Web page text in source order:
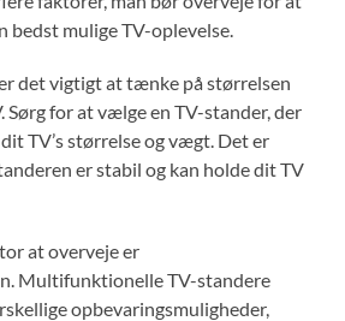
bedst mulige TV-oplevelse.
det vigtigt at tænke på størrelsen
Sørg for at vælge en TV-stander, der
TV’s størrelse og vægt. Det er
er stabil og kan holde dit TV
at overveje er
Multifunktionelle TV-standere
opbevaringsmuligheder,